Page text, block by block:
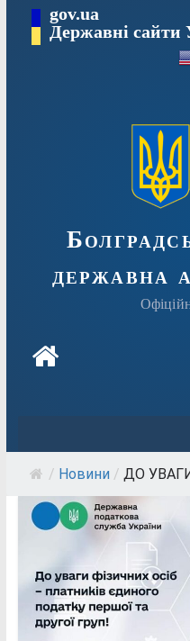
Перейтиgov.ua
Державні сайти
державна
/ Новини / ДО